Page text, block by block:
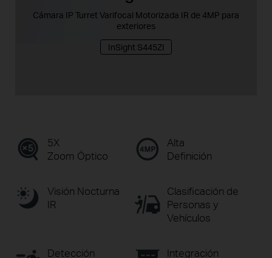
Cámara IP Turret Varifocal Motorizada IR de 4MP para
exteriores
InSight S445ZI
5X
Zoom Óptico
Alta
Definición
Visión Nocturna
IR
Clasificación de
Personas y
Vehículos
Detección
Integración